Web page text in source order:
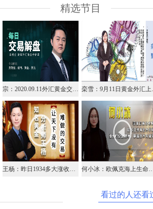
精选节目
宗：2020.09.11外汇黄金交易解盘 栾
王杨：昨日1934多大涨收割，黄金早盘1940继续干多！ 何小冰：欧佩克海上生命线再
看过的人还看